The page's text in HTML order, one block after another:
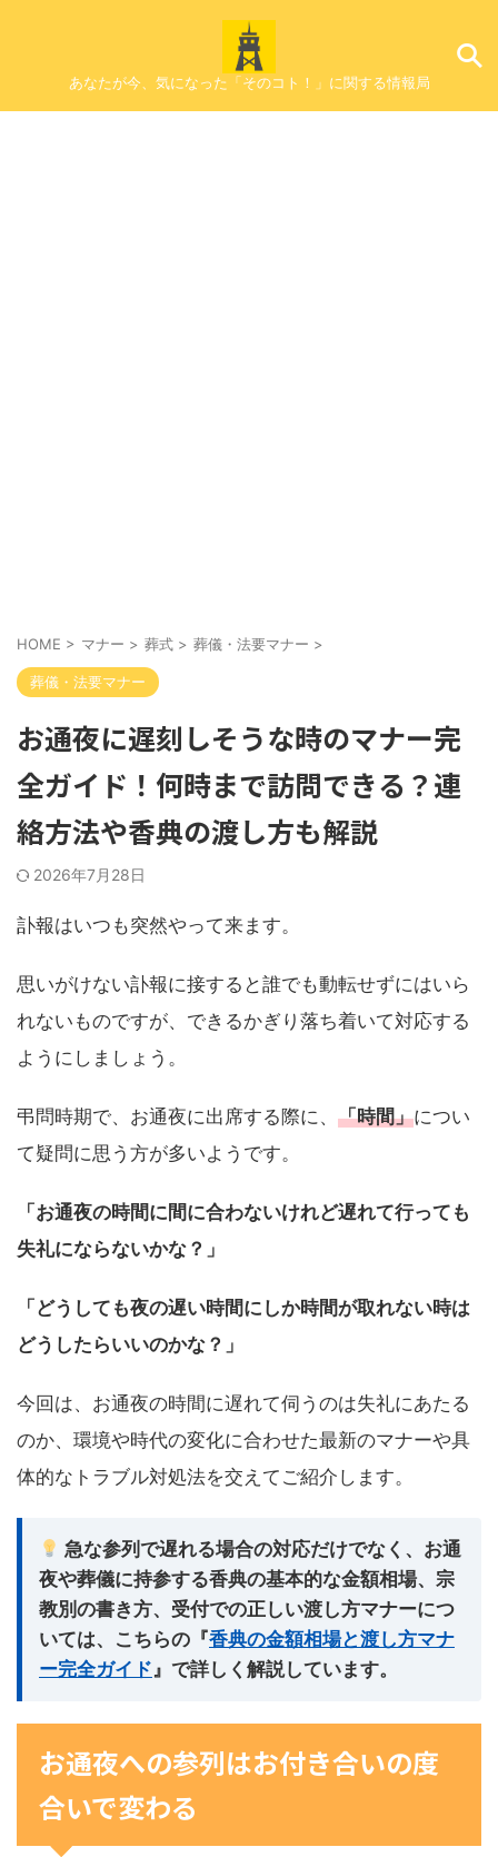
あなたが今、気になった「そのコト！」に関する情報局
HOME > マナー > 葬式 > 葬儀・法要マナー >
葬儀・法要マナー
お通夜に遅刻しそうな時のマナー完
全ガイド！何時まで訪問できる？連
絡方法や香典の渡し方も解説
2026年7月28日
訃報はいつも突然やって来ます。
思いがけない訃報に接すると誰でも動転せずにはいら
れないものですが、できるかぎり落ち着いて対応する
ようにしましょう。
弔問時期で、お通夜に出席する際に、 「時間」につい
て疑問に思う方が多いようです。
「お通夜の時間に間に合わないけれど遅れて行っても
失礼にならないかな？」
「どうしても夜の遅い時間にしか時間が取れない時は
どうしたらいいのかな？」
今回は、お通夜の時間に遅れて伺うのは失礼にあたる
のか、環境や時代の変化に合わせた最新のマナーや具
体的なトラブル対処法を交えてご紹介します。
急な参列で遅れる場合の対応だけでなく、お通
夜や葬儀に持参する香典の基本的な金額相場、宗
教別の書き方、受付での正しい渡し方マナーにつ
いては、こちらの『香典の金額相場と渡し方マナ
ー完全ガイド』で詳しく解説しています。
お通夜への参列はお付き合いの度
合いで変わる